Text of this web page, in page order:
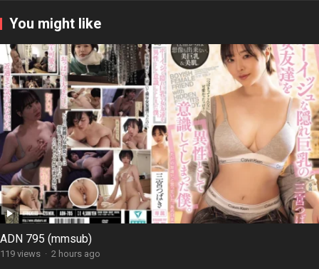
You might like
ADN 795 (mmsub)
119 views · 2 hours ago